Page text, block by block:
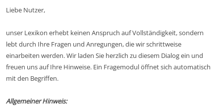
Liebe Nutzer,
unser Lexikon erhebt keinen Anspruch auf Vollständigkeit, sondern
lebt durch Ihre Fragen und Anregungen, die wir schrittweise
einarbeiten werden. Wir laden Sie herzlich zu diesem Dialog ein und
freuen uns auf Ihre Hinweise. Ein Fragemodul öffnet sich automatisch
mit den Begriffen.
Allgemeiner Hinweis: